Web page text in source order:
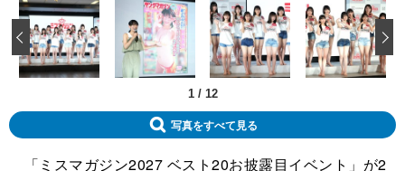
1/ 12
‹
写真をすべて見る
「ミスマガジン2027 ベスト20お披露目イベント」が2